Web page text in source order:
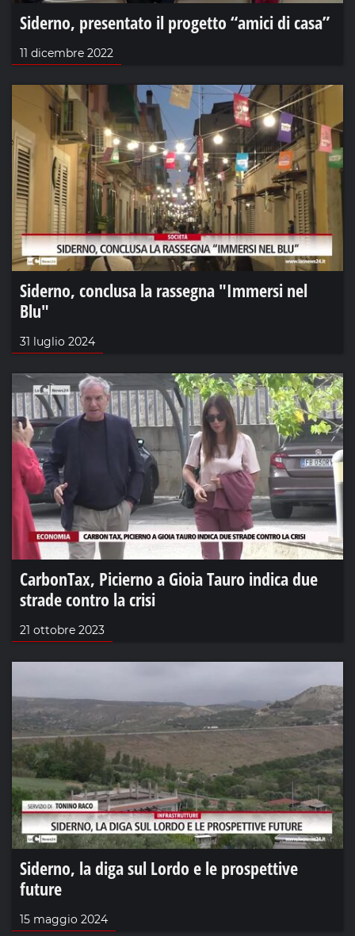
Siderno, presentato il progetto “amici di casa”
11 dicembre 2022
Siderno, conclusa la rassegna "Immersi nel
Blu"
31 luglio 2024
CarbonTax, Picierno a Gioia Tauro indica due
strade contro la crisi
21 ottobre 2023
Siderno, la diga sul Lordo e le prospettive
future
15 maggio 2024